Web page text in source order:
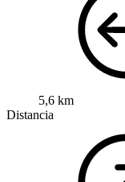
5,6 km
Distancia